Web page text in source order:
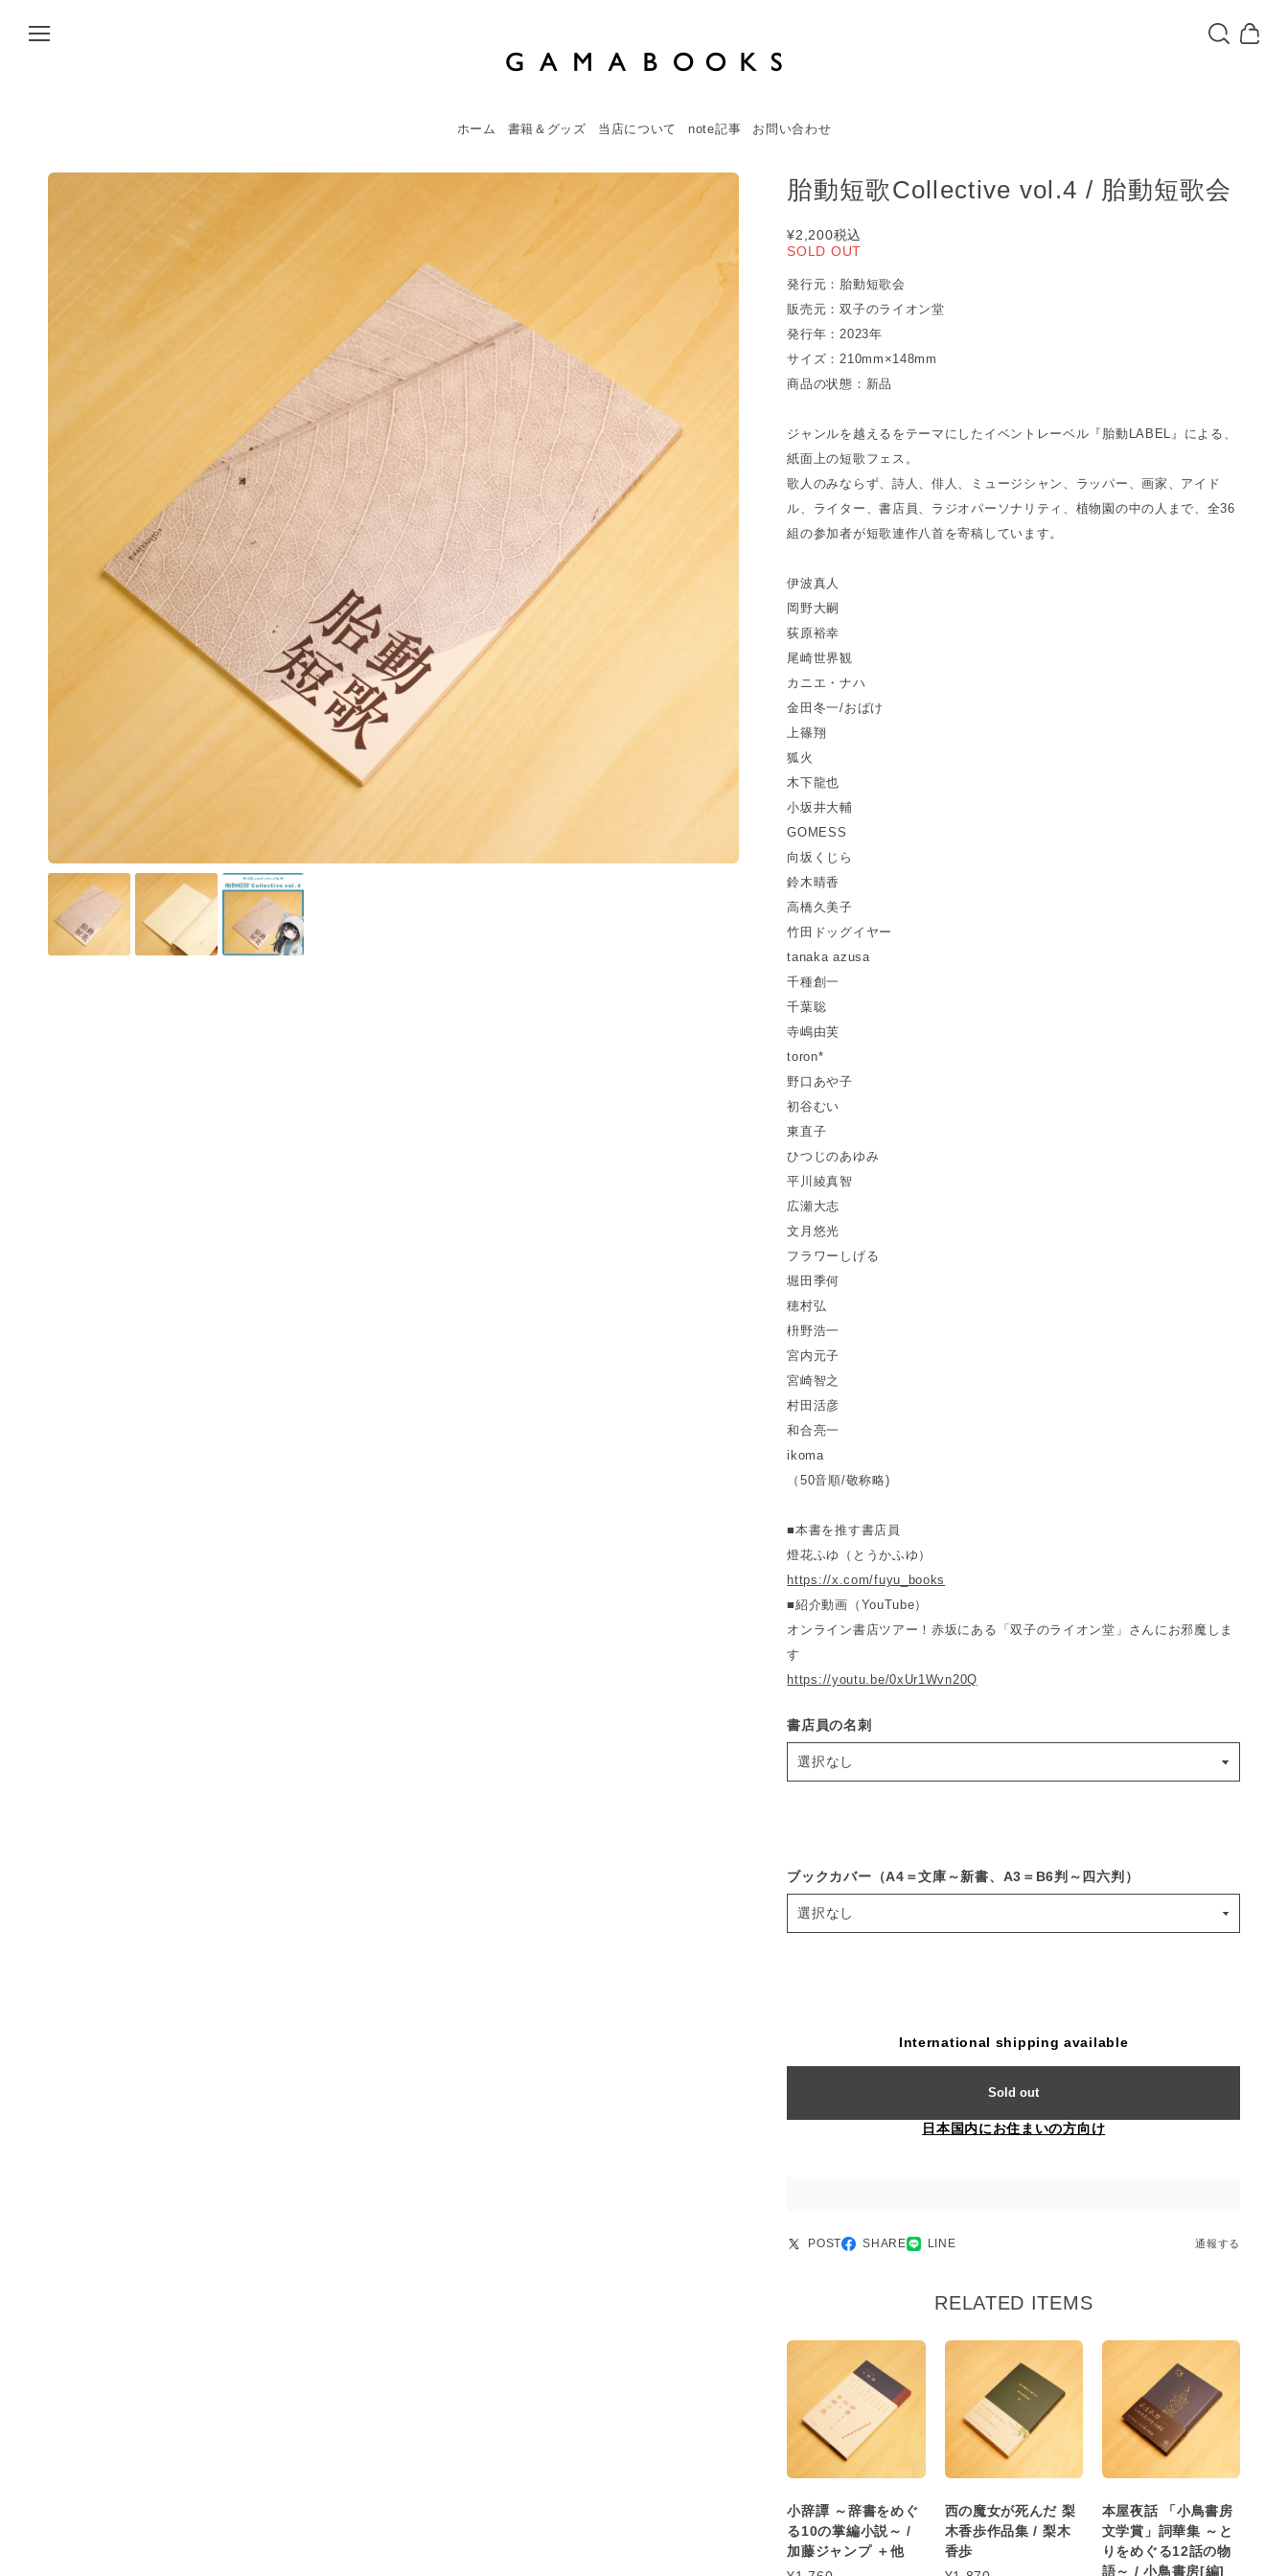
ホーム 書籍＆グッズ 当店について note記事 お問い合わせ
胎動短歌Collective vol.4 / 胎動短歌会
¥2,200税込
SOLD OUT
発行元：胎動短歌会
販売元：双子のライオン堂
発行年：2023年
サイズ：210mm×148mm
商品の状態：新品
ジャンルを越えるをテーマにしたイベントレーベル『胎動LABEL』による、
紙面上の短歌フェス。
歌人のみならず、詩人、俳人、ミュージシャン、ラッパー、画家、アイド
ル、ライター、書店員、ラジオパーソナリティ、植物園の中の人まで、全36
組の参加者が短歌連作八首を寄稿しています。
伊波真人
岡野大嗣
荻原裕幸
尾崎世界観
カニエ・ナハ
金田冬一/おばけ
上篠翔
狐火
木下龍也
小坂井大輔
GOMESS
向坂くじら
鈴木晴香
高橋久美子
竹田ドッグイヤー
tanaka azusa
千種創一
千葉聡
寺嶋由芙
toron*
野口あや子
初谷むい
東直子
ひつじのあゆみ
平川綾真智
広瀬大志
文月悠光
フラワーしげる
堀田季何
穂村弘
枡野浩一
宮内元子
宮崎智之
村田活彦
和合亮一
ikoma
（50音順/敬称略)
■本書を推す書店員
燈花ふゆ（とうかふゆ）
https://x.com/fuyu_books
■紹介動画（YouTube）
オンライン書店ツアー！赤坂にある「双子のライオン堂」さんにお邪魔しま
す
https://youtu.be/0xUr1Wvn20Q
書店員の名刺
ブックカバー（A4＝文庫～新書、A3＝B6判～四六判）
International shipping available
Sold out
日本国内にお住まいの方向け
POST SHARE LINE 通報する
RELATED ITEMS
小辞譚 ～辞書をめぐ
る10の掌編小説～ /
加藤ジャンプ ＋他
西の魔女が死んだ 梨
木香歩作品集 / 梨木
香歩
本屋夜話 「小鳥書房
文学賞」詞華集 ～と
りをめぐる12話の物
語～ / 小鳥書房[編]